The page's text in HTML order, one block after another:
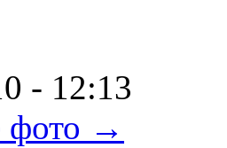
- 12:13
фото →